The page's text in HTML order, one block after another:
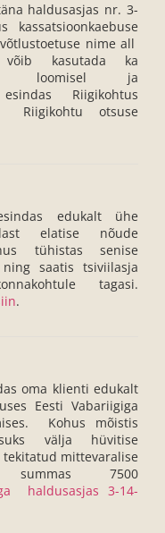
haldusasjas nr. 3-
kassatsioonkaebuse
nime all
võib kasutada ka
loomisel ja
Riigikohtus
Riigikohtu otsuse
edukalt ühe
elatise nõude
tühistas senise
saatis tsiviilasja
tagasi.
.
oma klienti edukalt
Eesti Vabariigiga
Kohus mõistis
välja hüvitise
mittevaralise
summas 7500
haldusasjas 3-14-